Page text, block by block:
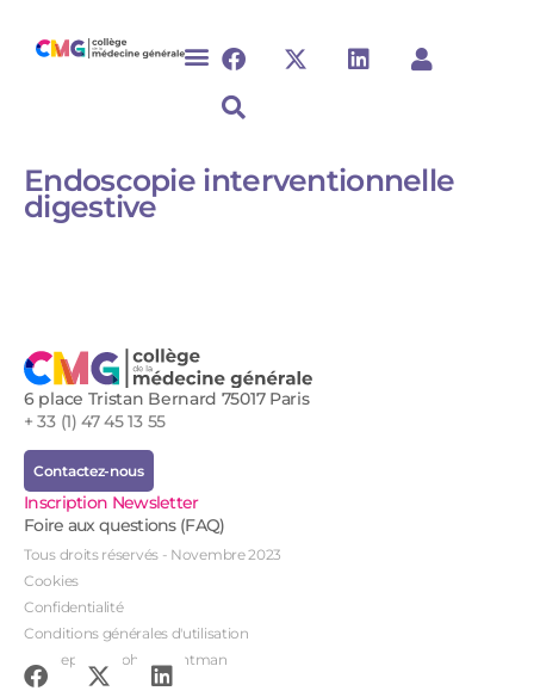
Endoscopie interventionnelle
digestive​
6 place Tristan Bernard 75017 Paris
+ 33 (1) 47 45 13 55
Contactez-nous
Inscription Newsletter
Foire aux questions (FAQ)
Tous droits réservés - Novembre 2023
Cookies
Confidentialité
Conditions générales d'utilisation
Conception : John Brightman